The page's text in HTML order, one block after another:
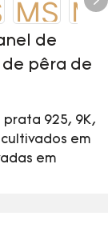
de
pêra de
925, 9K,
cultivados em
em